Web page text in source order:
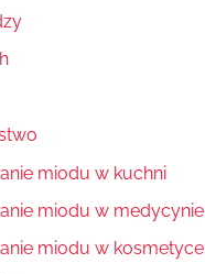
miodu w kuchni
miodu w medycynie
miodu w kosmetyce